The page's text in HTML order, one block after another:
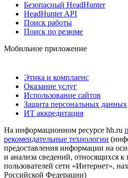
Безопасный HeadHunter
HeadHunter API
Поиск работы
Поиск по резюме
Мобильное приложение
Этика и комплаенс
Оказание услуг
Использование сайтов
Защита персональных данных
ИТ аккредитация
На информационном ресурсе hh.ru
рекомендательные технологии
предоставления информации на
и анализа сведений, относящихся к
пользователей сети «Интернет»,
Российской Федерации)